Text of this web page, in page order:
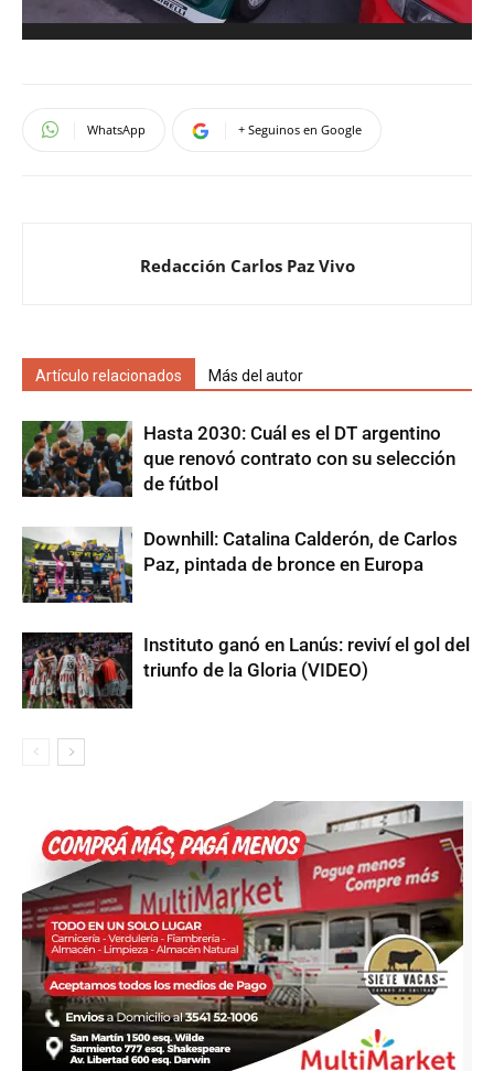
WhatsApp + Seguinos en Google
Redacción Carlos Paz Vivo
Artículo relacionados Más del autor
Hasta 2030: Cuál es el DT argentino
que renovó contrato con su selección
de fútbol
Downhill: Catalina Calderón, de Carlos
Paz, pintada de bronce en Europa
Instituto ganó en Lanús: reviví el gol del
triunfo de la Gloria (VIDEO)